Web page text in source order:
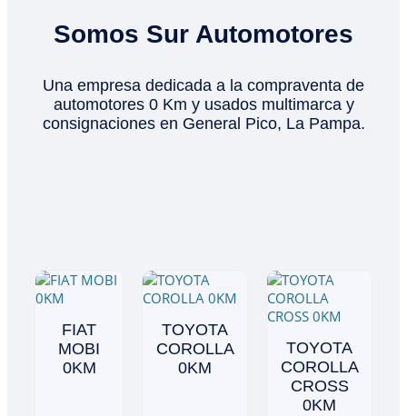
Somos Sur Automotores
Una empresa dedicada a la compraventa de
automotores 0 Km y usados multimarca y
consignaciones en General Pico, La Pampa.
FIAT
MOBI
0KM
TOYOTA
COROLLA
0KM
TOYOTA
COROLLA
CROSS
0KM